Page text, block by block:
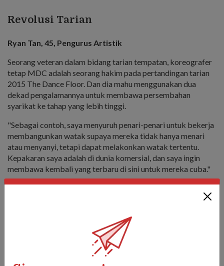
Revolusi Tarian
Ryan Tan, 45, Pengurus Artistik
Seorang veteran dalam bidang tarian tempatan, koreografer
tetap MDC adalah seorang hakim pada pertandingan tarian
2015 The Dance Floor. Dan dia mahu menggunakan dua
dekad pengalamannya untuk membawa persembahan
syarikat ke tahap yang lebih tinggi.
"Sebagai contoh, saya menyuruh penari-penari untuk bekerja
membangunkan watak supaya mereka tidak hanya menari
atau menyanyi, tetapi dapat melakonkan watak tertentu.
Kepakaran saya adalah di dunia komersial, dan saya ingin
membawa kembali yang terbaru di sini untuk mereka cuba."
Baru-baru ini di Majlis Makan Malam Gala Mesyuarat
Menteri-Menteri Pertahanan ASEAN (ADMM) pada bulan
(mindef.sg/admmdh) dengan artis MDC, penari kanak-kanak,
dan seorang "artis" khas - skrin interaktif yang bertindak
balas terhadap pergerakan yang berbeza yang dibuat oleh